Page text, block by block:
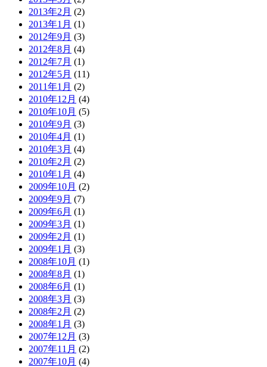
2013年2月 (2)
2013年1月 (1)
2012年9月 (3)
2012年8月 (4)
2012年7月 (1)
2012年5月 (11)
2011年1月 (2)
2010年12月 (4)
2010年10月 (5)
2010年9月 (3)
2010年4月 (1)
2010年3月 (4)
2010年2月 (2)
2010年1月 (4)
2009年10月 (2)
2009年9月 (7)
2009年6月 (1)
2009年3月 (1)
2009年2月 (1)
2009年1月 (3)
2008年10月 (1)
2008年8月 (1)
2008年6月 (1)
2008年3月 (3)
2008年2月 (2)
2008年1月 (3)
2007年12月 (3)
2007年11月 (2)
2007年10月 (4)